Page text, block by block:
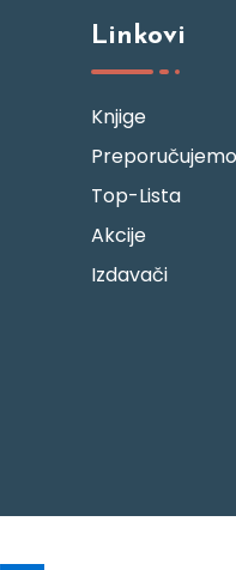
Linkovi
Knjige
Preporučujemo
Top-Lista
Akcije
Izdavači